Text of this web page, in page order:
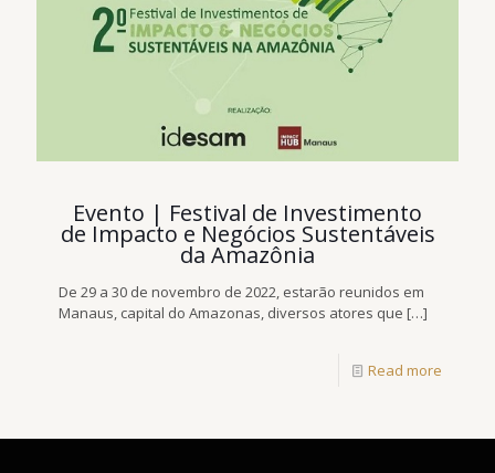
Evento | Festival de Investimento
de Impacto e Negócios Sustentáveis
da Amazônia
De 29 a 30 de novembro de 2022, estarão reunidos em
Manaus, capital do Amazonas, diversos atores que […]
Read more